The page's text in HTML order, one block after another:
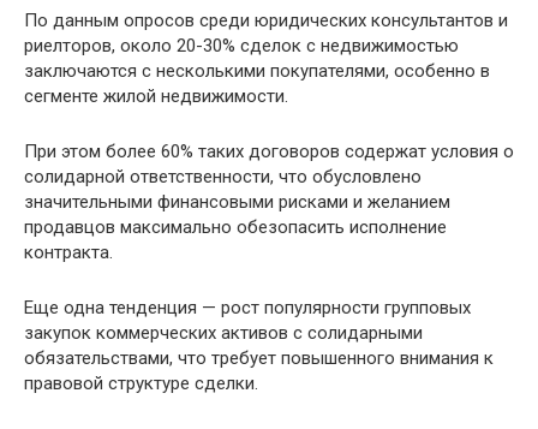
По данным опросов среди юридических консультантов и
риелторов, около 20-30% сделок с недвижимостью
заключаются с несколькими покупателями, особенно в
сегменте жилой недвижимости.
При этом более 60% таких договоров содержат условия о
солидарной ответственности, что обусловлено
значительными финансовыми рисками и желанием
продавцов максимально обезопасить исполнение
контракта.
Еще одна тенденция — рост популярности групповых
закупок коммерческих активов с солидарными
обязательствами, что требует повышенного внимания к
правовой структуре сделки.